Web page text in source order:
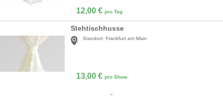
12,00 € pro Tag
Stehtischhusse
Standort: Frankfurt am Main
13,00 € pro Show